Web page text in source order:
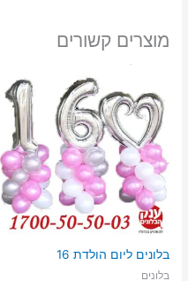
מוצרים קשורים
בלונים ליום הולדת 16
בלונים